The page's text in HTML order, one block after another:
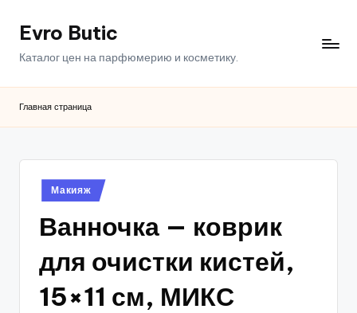
ПерейтиEvro Butic
Каталог цен на парфюмерию и косметику.
Главная страница
Опубликовано
в
Макияж
Ванночка — коврик
для очистки кистей,
15×11 см, МИКС